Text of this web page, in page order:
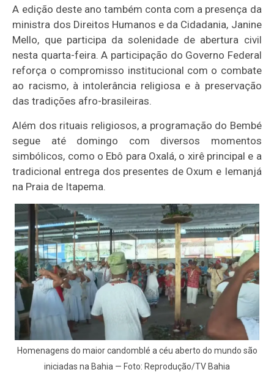
A edição deste ano também conta com a presença da
ministra dos Direitos Humanos e da Cidadania, Janine
Mello, que participa da solenidade de abertura civil
nesta quarta-feira. A participação do Governo Federal
reforça o compromisso institucional com o combate
ao racismo, à intolerância religiosa e à preservação
das tradições afro-brasileiras.
Além dos rituais religiosos, a programação do Bembé
segue até domingo com diversos momentos
simbólicos, como o Ebô para Oxalá, o xirê principal e a
tradicional entrega dos presentes de Oxum e Iemanjá
na Praia de Itapema.
Homenagens do maior candomblé a céu aberto do mundo são
iniciadas na Bahia — Foto: Reprodução/TV Bahia